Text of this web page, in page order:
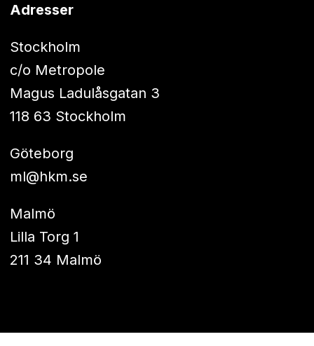
Adresser
Stockholm
c/o Metropole
Magus Ladulåsgatan 3
118 63 Stockholm
Göteborg
ml@hkm.se
Malmö
Lilla Torg 1
211 34 Malmö